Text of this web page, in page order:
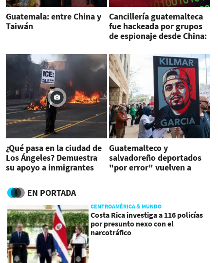
Guatemala: entre China y
Taiwán
Cancillería guatemalteca
fue hackeada por grupos
de espionaje desde China:
¿Qué pasa en la ciudad de
Los Ángeles? Demuestra
su apoyo a inmigrantes
Guatemalteco y
salvadoreño deportados
"por error" vuelven a
EN PORTADA
CENTROAMÉRICA & MUNDO
Costa Rica investiga a 116 policías
por presunto nexo con el
narcotráfico